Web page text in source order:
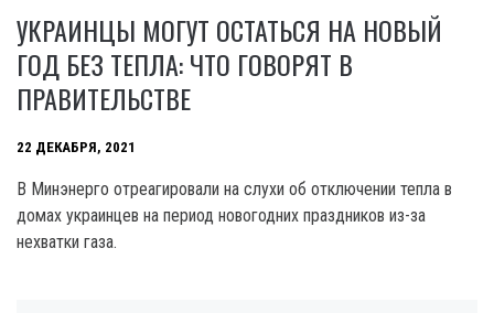
УКРАИНЦЫ МОГУТ ОСТАТЬСЯ НА НОВЫЙ
ГОД БЕЗ ТЕПЛА: ЧТО ГОВОРЯТ В
ПРАВИТЕЛЬСТВЕ
22 ДЕКАБРЯ, 2021
В Минэнерго отреагировали на слухи об отключении тепла в
домах украинцев на период новогодних праздников из-за
нехватки газа.